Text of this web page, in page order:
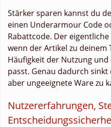
Stärker sparen kannst du
einen Underarmour Code
Rabattcode. Der
wenn der Artikel zu deinem
Häufigkeit der Nutzung
passt. Genau dadurch sinkt
aber ungeeignete Ware zu
Nutzererfahrungen,